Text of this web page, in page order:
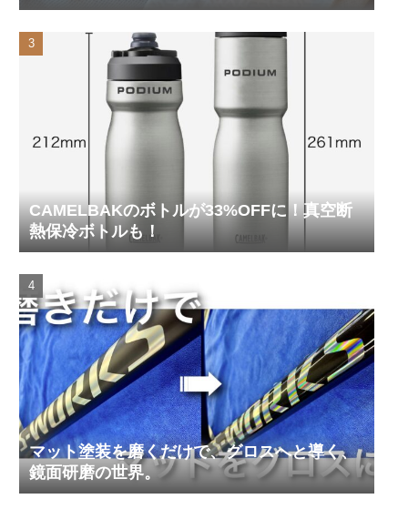
ってみた
CAMELBAKのボトルが33%OFFに！真空断
熱保冷ボトルも！
マット塗装を磨くだけで、グロスへと導く、
鏡面研磨の世界。